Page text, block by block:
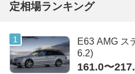
定相場ランキング
E63 AMG ス
6.2)
161.0〜